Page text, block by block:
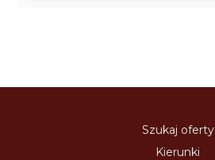
Szukaj oferty
Kierunki